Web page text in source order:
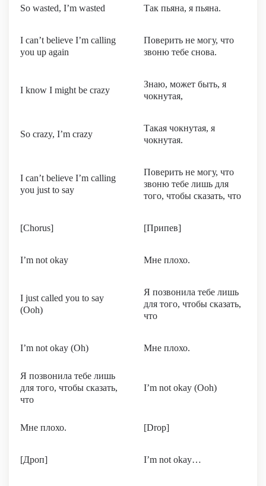
So wasted, I’m wasted Так пьяна, я пьяна.
I can’t believe I’m calling
you up again
Поверить не могу, что
звоню тебе снова.
I know I might be crazy
Знаю, может быть, я
чокнутая,
So crazy, I’m crazy
Такая чокнутая, я
чокнутая.
I can’t believe I’m calling
you just to say
Поверить не могу, что
звоню тебе лишь для
того, чтобы сказать, что
[Chorus] [Припев]
I’m not okay Мне плохо.
I just called you to say
(Ooh)
Я позвонила тебе лишь
для того, чтобы сказать,
что
I’m not okay (Oh) Мне плохо.
Я позвонила тебе лишь
для того, чтобы сказать,
что
I’m not okay (Ooh)
Мне плохо. [Drop]
[Дроп] I’m not okay…